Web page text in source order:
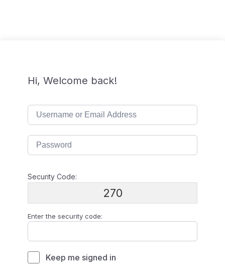
Hi, Welcome back!
Security Code:
270
Enter the security code:
Keep me signed in